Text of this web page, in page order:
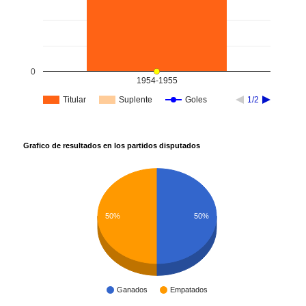
Titular Suplente Goles 1/2
1954-1955
0
Grafico de resultados en los partidos disputados
Ganados Empatados
50% 50%